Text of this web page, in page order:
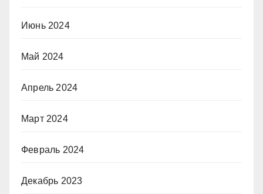
Июнь 2024
Май 2024
Апрель 2024
Март 2024
Февраль 2024
Декабрь 2023